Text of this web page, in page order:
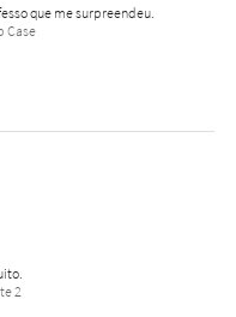
que me surpreendeu.
Case
2